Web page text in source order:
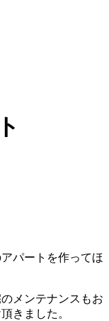
パートを作ってほ
メンテナンスもお
きました。